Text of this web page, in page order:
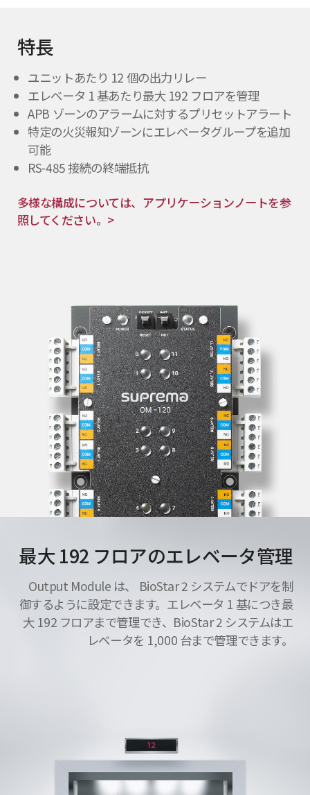
特長
ユニットあたり 12 個の出力リレー
エレベータ 1 基あたり最大 192 フロアを管理
APB ゾーンのアラームに対するプリセットアラート
特定の火災報知ゾーンにエレベータグループを追加
可能
RS-485 接続の終端抵抗
多様な構成については、アプリケーションノートを参
照してください。>
最大 192 フロアのエレベータ管理
Output Module は、 BioStar 2 システムでドアを制
御するように設定できます。エレベータ 1 基につき最
大 192 フロアまで管理でき、BioStar 2 システムはエ
レベータを 1,000 台まで管理できます。